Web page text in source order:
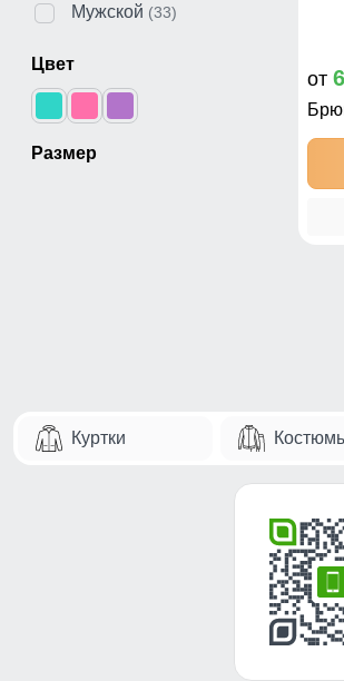
Мужской (33)
Цвет
Размер
от
Куртки